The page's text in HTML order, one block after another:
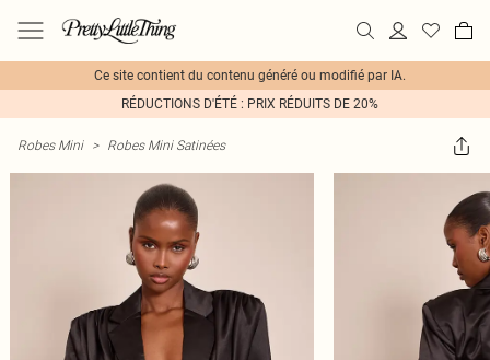
Ce site contient du contenu généré ou modifié par IA.
RÉDUCTIONS D'ÉTÉ : PRIX RÉDUITS DE 20%
Robes Mini > Robes Mini Satinées